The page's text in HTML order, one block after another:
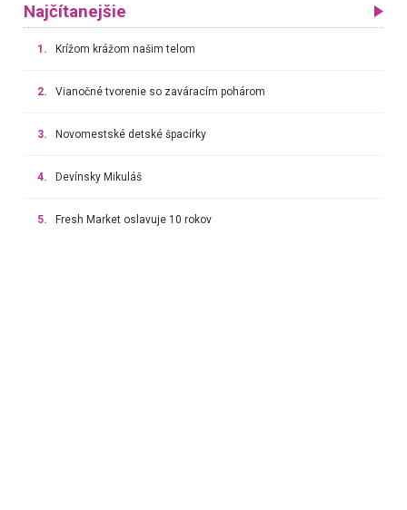
Najčítanejšie
1. Krížom krážom našim telom
2. Vianočné tvorenie so zaváracím pohárom
3. Novomestské detské špacírky
4. Devínsky Mikuláš
5. Fresh Market oslavuje 10 rokov